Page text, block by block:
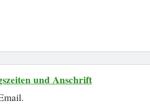
und Anschrift